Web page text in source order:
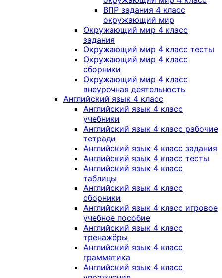
ВПР задания 4 класс
окружающий мир
Окружающий мир 4 класс
задания
Окружающий мир 4 класс тесты
Окружающий мир 4 класс
сборники
Окружающий мир 4 класс
внеурочная деятельность
Английский язык 4 класс
Английский язык 4 класс
учебники
Английский язык 4 класс рабочие
тетради
Английский язык 4 класс задания
Английский язык 4 класс тесты
Английский язык 4 класс
таблицы
Английский язык 4 класс
сборники
Английский язык 4 класс игровое
учебное пособие
Английский язык 4 класс
тренажёры
Английский язык 4 класс
грамматика
Английский язык 4 класс